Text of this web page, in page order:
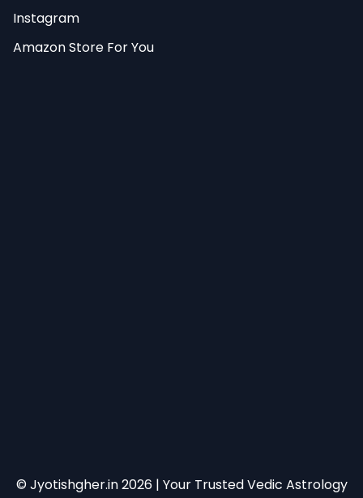
Instagram
Amazon Store For You
© Jyotishgher.in2026| Your Trusted Vedic Astrology